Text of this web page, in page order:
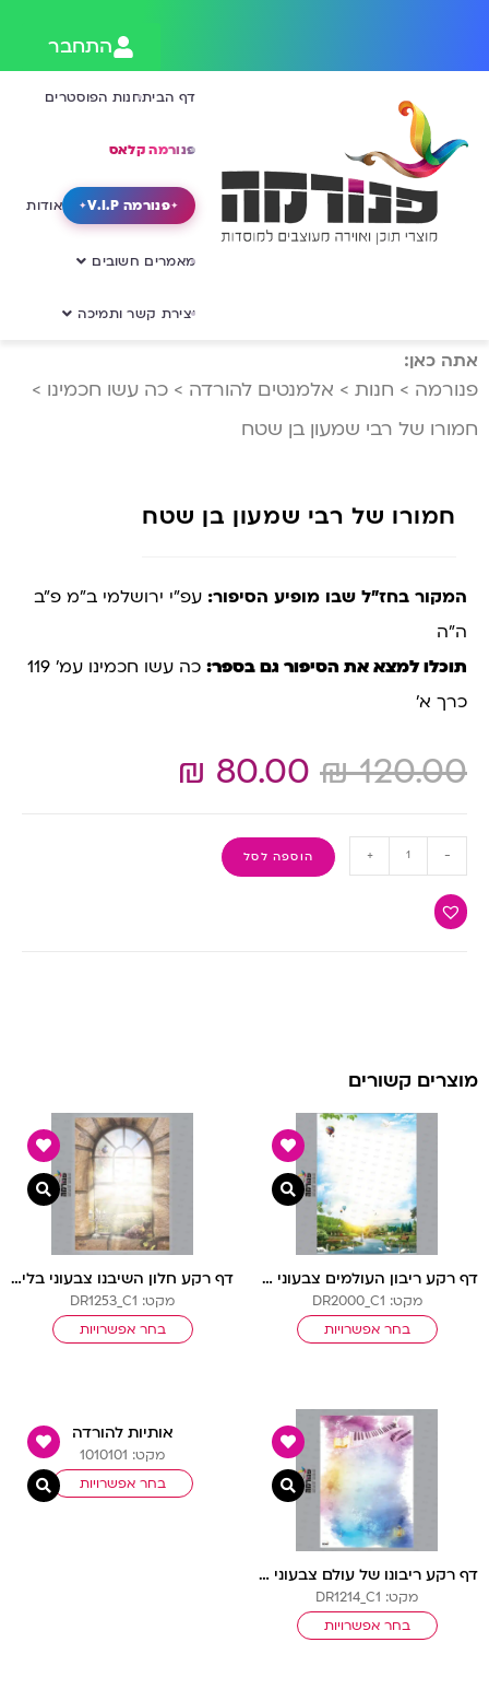
התחבר
דף הביתחנות הפוסטרים
פנורמה קלאס
פנורמה V.I.P אודות
מאמרים חשובים
יצירת קשר ותמיכה
אתה כאן:
פנורמה > חנות > אלמנטים להורדה > כה עשו חכמינו >
חמורו של רבי שמעון בן שטח
חמורו של רבי שמעון בן שטח
המקור בחז”ל שבו מופיע הסיפור: עפ”י ירושלמי ב”מ פ”ב
ה”ה
תוכלו למצא את הסיפור גם בספר:
כה עשו חכמינו עמ’ 119
כרך א’
₪120.00
₪ 80.00
-
+ הוספה לסל
מוצרים קשורים
דף רקע ריבון העולמים צבעוני בלי שורות
מקט: DR2000_C1
בחר אפשרויות
דף רקע חלון השיבנו צבעוני בלי שורות
מקט: DR1253_C1
בחר אפשרויות
דף רקע ריבונו של עולם צבעוני בלי שורות
מקט: DR1214_C1
בחר אפשרויות
אותיות להורדה
מקט: 1010101
בחר אפשרויות